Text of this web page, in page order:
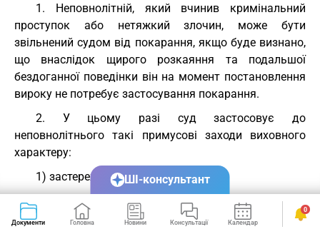
1. Неповнолітній, який вчинив кримінальний
проступок або нетяжкий злочин, може бути
звільнений судом від покарання, якщо буде визнано,
що внаслідок щирого розкаяння та подальшої
бездоганної поведінки він на момент постановлення
вироку не потребує застосування покарання.
2. У цьому разі суд застосовує до
неповнолітнього такі примусові заходи виховного
характеру:
1) застереження;
2) обмеження дозвілля і встановлення особливих
вимог до поведінки неповнолітнього;
Документи Головна Новини Консультації Календар Сервіси
0
ШІ-консультант